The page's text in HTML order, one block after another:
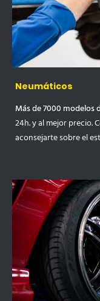
Neumáticos
Más de 7000 modelos
24h. y al mejor precio.
aconsejarte sobre el